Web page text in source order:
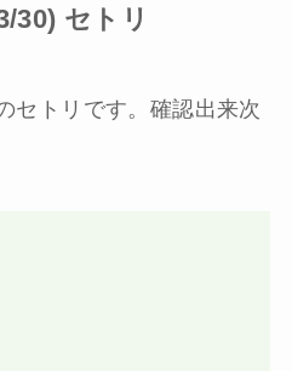
30) セトリ
セトリです。確認出来次